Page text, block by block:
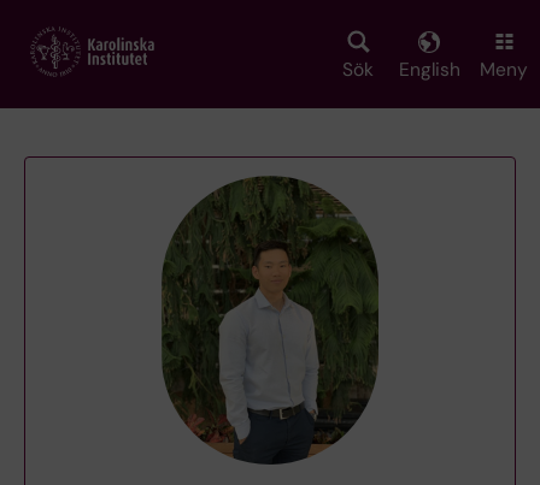
main
Sök English Meny